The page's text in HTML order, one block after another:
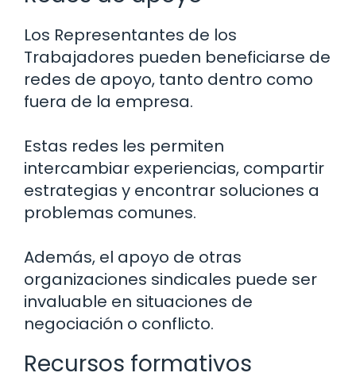
Los Representantes de los
Trabajadores pueden beneficiarse de
redes de apoyo, tanto dentro como
fuera de la empresa.
Estas redes les permiten
intercambiar experiencias, compartir
estrategias y encontrar soluciones a
problemas comunes.
Además, el apoyo de otras
organizaciones sindicales puede ser
invaluable en situaciones de
negociación o conflicto.
Recursos formativos